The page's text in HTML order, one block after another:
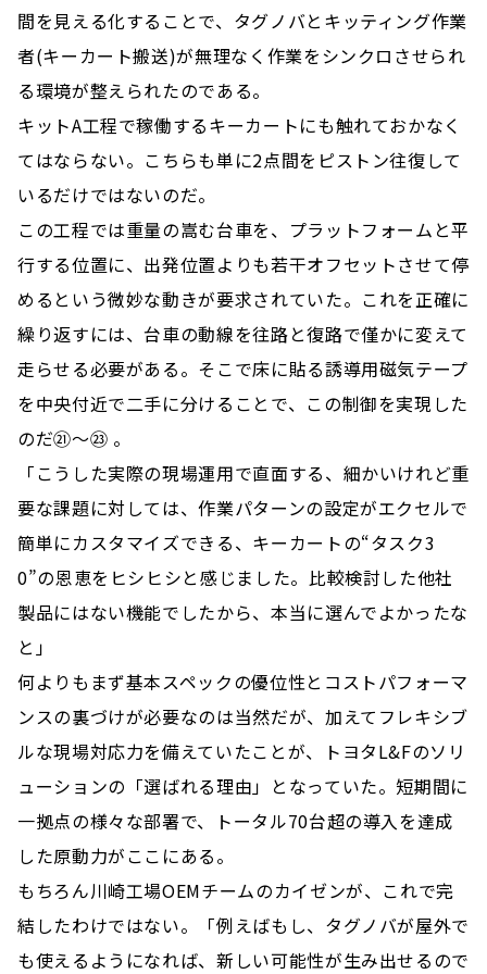
間を見える化することで、タグノバとキッティング作業
者(キーカート搬送)が無理なく作業をシンクロさせられ
る環境が整えられたのである。
キットA工程で稼働するキーカートにも触れておかなく
てはならない。こちらも単に2点間をピストン往復して
いるだけではないのだ。
この工程では重量の嵩む台車を、プラットフォームと平
行する位置に、出発位置よりも若干オフセットさせて停
めるという微妙な動きが要求されていた。これを正確に
繰り返すには、台車の動線を往路と復路で僅かに変えて
走らせる必要がある。そこで床に貼る誘導用磁気テープ
を中央付近で二手に分けることで、この制御を実現した
のだ㉑～㉓ 。
「こうした実際の現場運用で直面する、細かいけれど重
要な課題に対しては、作業パターンの設定がエクセルで
簡単にカスタマイズできる、キーカートの“タスク3
0”の恩恵をヒシヒシと感じました。比較検討した他社
製品にはない機能でしたから、本当に選んでよかったな
と」
何よりもまず基本スペックの優位性とコストパフォーマ
ンスの裏づけが必要なのは当然だが、加えてフレキシブ
ルな現場対応力を備えていたことが、トヨタL&Fのソリ
ューションの「選ばれる理由」となっていた。短期間に
一拠点の様々な部署で、トータル70台超の導入を達成
した原動力がここにある。
もちろん川崎工場OEMチームのカイゼンが、これで完
結したわけではない。「例えばもし、タグノバが屋外で
も使えるようになれば、新しい可能性が生み出せるので